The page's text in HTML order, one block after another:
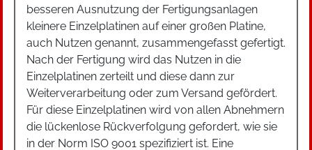
besseren Ausnutzung der Fertigungsanlagen
kleinere Einzelplatinen auf einer großen Platine,
auch Nutzen genannt, zusammengefasst gefertigt.
Nach der Fertigung wird das Nutzen in die
Einzelplatinen zerteilt und diese dann zur
Weiterverarbeitung oder zum Versand gefördert.
Für diese Einzelplatinen wird von allen Abnehmern
die lückenlose Rückverfolgung gefordert, wie sie
in der Norm ISO 9001 spezifiziert ist. Eine